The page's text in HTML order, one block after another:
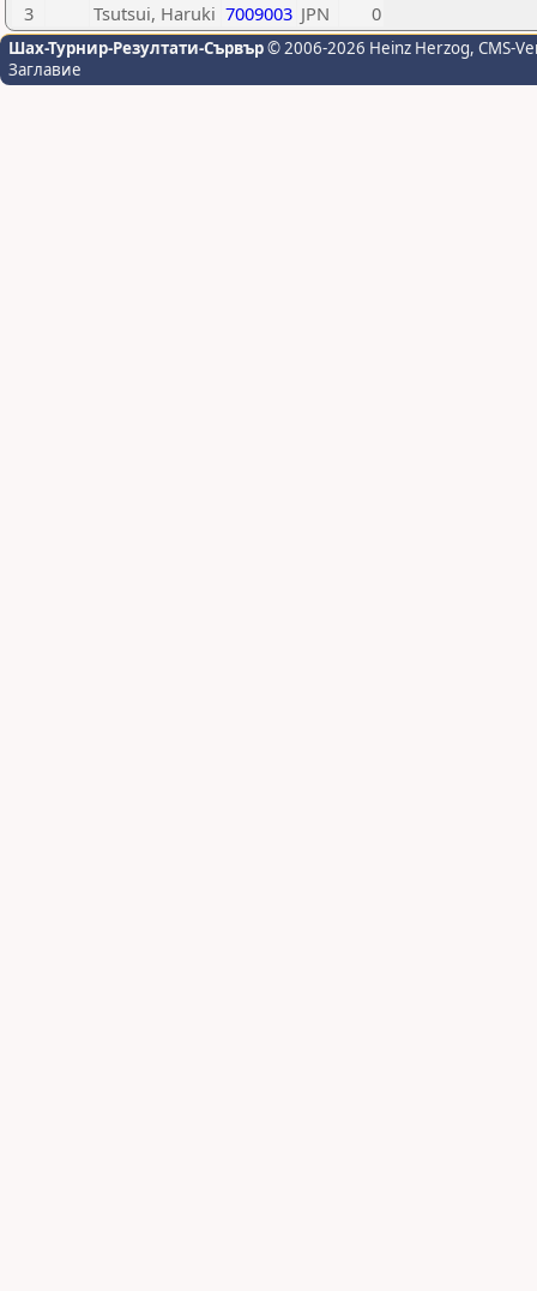
3
Tsutsui, Haruki 7009003 JPN 0
Шах-Турнир-Резултати-Сървър© 2006-2026 Heinz Herzog, CMS-
Заглавие